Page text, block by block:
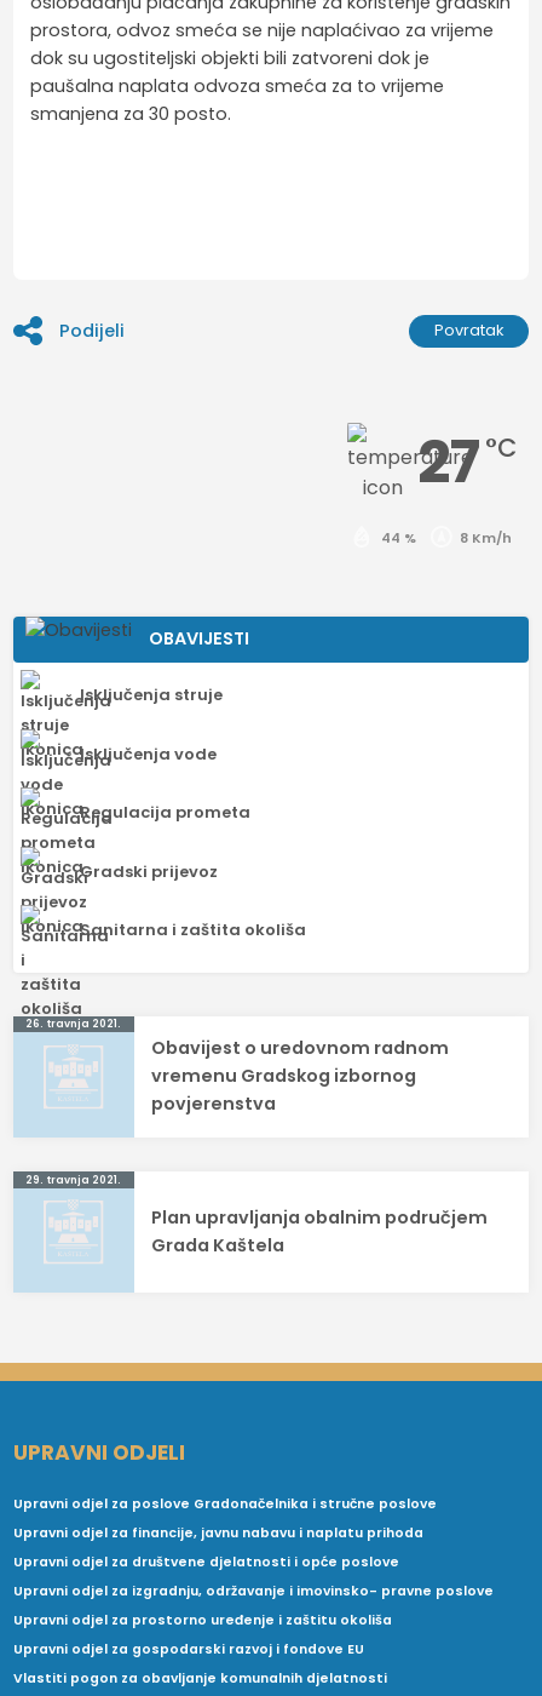
prostora, odvoz smeća se nije naplaćivao za vrijeme
dok su ugostiteljski objekti bili zatvoreni dok je
paušalna naplata odvoza smeća za to vrijeme
smanjena za 30 posto.
Podijeli Povratak
27 °C
44 % 8 Km/h
OBAVIJESTI
Isključenja struje
Isključenja vode
Regulacija prometa
Gradski prijevoz
Sanitarna i zaštita okoliša
Navigacija
objava
26. travnja 2021.
Obavijest o uredovnom radnom
vremenu Gradskog izbornog
povjerenstva
29. travnja 2021.
Plan upravljanja obalnim područjem
Grada Kaštela
UPRAVNI ODJELI
Upravni odjel za poslove Gradonačelnika i stručne poslove
Upravni odjel za financije, javnu nabavu i naplatu prihoda
Upravni odjel za društvene djelatnosti i opće poslove
Upravni odjel za izgradnju, održavanje i imovinsko- pravne poslove
Upravni odjel za prostorno uređenje i zaštitu okoliša
Upravni odjel za gospodarski razvoj i fondove EU
Vlastiti pogon za obavljanje komunalnih djelatnosti